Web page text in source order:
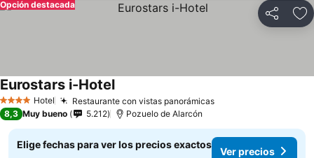
Compartir
Opción destacada
4 EstrellasHotel Restaurante con vistas panorámicas
Eurostars i-Hotel
8,3 Muy bueno 5.212 Pozuelo de Alarcón
Elige fechas para ver los precios exactos
Ver precios